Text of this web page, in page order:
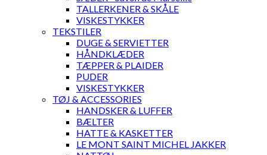
TALLERKENER & SKÅLE
VISKESTYKKER
TEKSTILER
DUGE & SERVIETTER
HÅNDKLÆDER
TÆPPER & PLAIDER
PUDER
VISKESTYKKER
TØJ & ACCESSORIES
HANDSKER & LUFFER
BÆLTER
HATTE & KASKETTER
LE MONT SAINT MICHEL JAKKER